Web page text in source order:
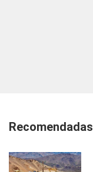
Recomendadas